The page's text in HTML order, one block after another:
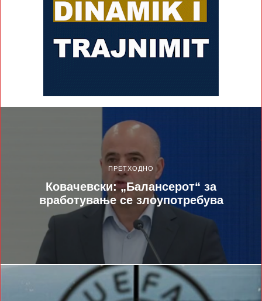
ПРЕТХОДНО
Ковачевски: „Балансерот“ за
вработување се злоупотребува